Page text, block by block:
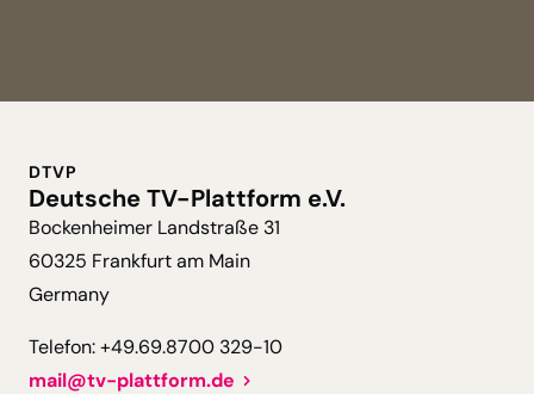
DTVP
Deutsche TV-Plattform e.V.
Bockenheimer Landstraße 31
60325 Frankfurt am Main
Germany
Telefon: +49.69.8700 329-10
mail@tv-plattform.de